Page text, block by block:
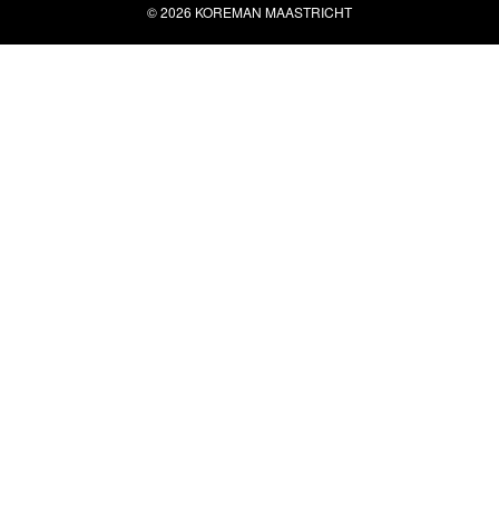
© 2026 KOREMAN MAASTRICHT